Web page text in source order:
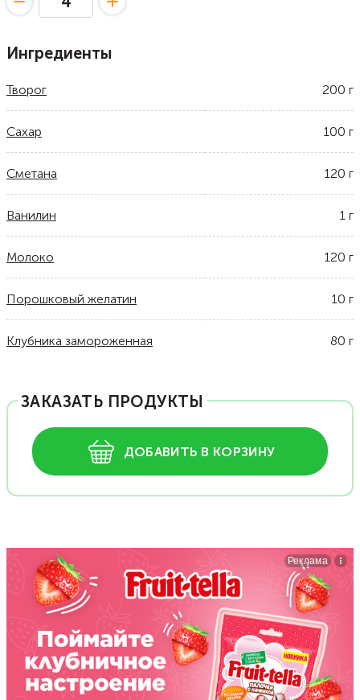
Ингредиенты
Творог 200 г
Сахар 100 г
Сметана 120 г
Ванилин 1 г
Молоко 120 г
Порошковый желатин 10 г
Клубника замороженная 80 г
ЗАКАЗАТЬ ПРОДУКТЫ
ДОБАВИТЬ В КОРЗИНУ